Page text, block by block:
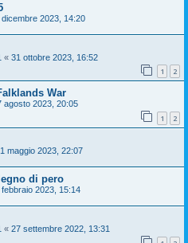
dicembre 2023, 14:20
« 31 ottobre 2023, 16:52
1 2
War
agosto 2023, 20:05
1 2
1 maggio 2023, 22:07
di pero
febbraio 2023, 15:14
« 27 settembre 2022, 13:31